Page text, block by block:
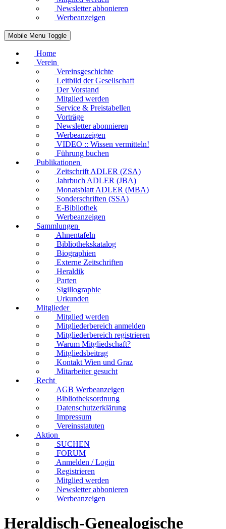
Newsletter abbonieren
Werbeanzeigen
Mobile Menu Toggle
Home
Verein
Vereinsgeschichte
Leitbild der Gesellschaft
Der Vorstand
Mitglied werden
Service & Preistabellen
Vorträge
Newsletter abonnieren
Werbeanzeigen
VIDEO :: Wissen vermitteln!
Führung buchen
Publikationen
Zeitschrift ADLER (ZSA)
Jahrbuch ADLER (JBA)
Monatsblatt ADLER (MBA)
Sonderschriften (SSA)
E-Bibliothek
Werbeanzeigen
Sammlungen
Ahnentafeln
Bibliothekskatalog
Biographien
Externe Zeitschriften
Heraldik
Parten
Sigillographie
Urkunden
Mitglieder
Mitglied werden
Mitgliederbereich anmelden
Mitgliederbereich registrieren
Warum Mitgliedschaft?
Mitgliedsbeitrag
Kontakt Wien und Graz
Mitarbeiter gesucht
Recht
AGB Werbeanzeigen
Bibliotheksordnung
Datenschutzerklärung
Impressum
Vereinsstatuten
Aktion
SUCHEN
FORUM
Anmelden / Login
Registrieren
Mitglied werden
Newsletter abbonieren
Werbeanzeigen
Heraldisch-Genealogische